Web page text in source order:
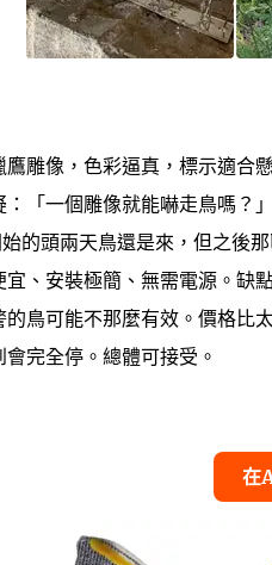
雕像，色彩逼真，標示適合
「一個雕像就能嚇走鳥嗎？
的頭兩天鳥還是來，但之後
、安裝極簡、無需電源。缺
鳥可能不那麼有效。價格比
完全停。總體可接受。
在